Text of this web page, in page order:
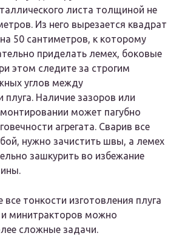
листа толщиной не
Из него вырезается квадрат
50 сантиметров, к которому
приделать лемех, боковые
этом следите за строгим
углов между
Наличие зазоров или
может пагубно
агрегата. Сварив все
нужно зачистить швы, а лемех
зашкурить во избежание
тонкости изготовления плуга
минитракторов можно
сложные задачи.